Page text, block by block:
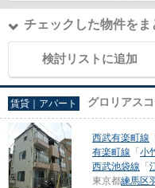
チェックした物件をま
検討リストに追加
賃貸｜アパート グロリアスコ
西武有楽町線
有楽町線 「 小
西武池袋線 「
東京都練馬区